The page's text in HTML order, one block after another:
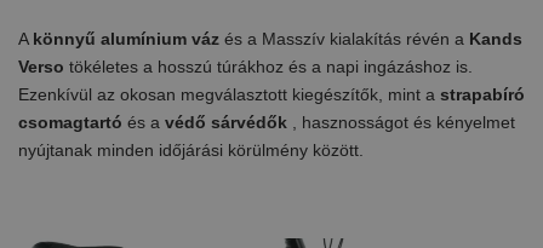
A könnyű alumínium váz és a Masszív kialakítás révén a Kands
Verso tökéletes a hosszú túrákhoz és a napi ingázáshoz is.
Ezenkívül az okosan megválasztott kiegészítők, mint a strapabíró
csomagtartó és a védő sárvédők , hasznosságot és kényelmet
nyújtanak minden időjárási körülmény között.